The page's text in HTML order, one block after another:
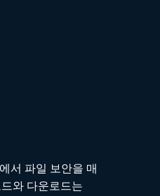
서 파일 보안을 매
와 다운로드는